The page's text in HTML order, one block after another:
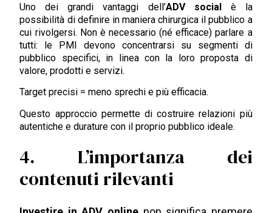
Uno dei grandi vantaggi dell’ADV socialè la
possibilità di definire in maniera chirurgica il pubblico a
cui rivolgersi. Non è necessario (né efficace) parlare a
tutti: le PMI devono concentrarsi su segmenti di
pubblico specifici, in linea con la loro proposta di
valore, prodotti e servizi.
Target precisi = meno sprechi e più efficacia.
Questo approccio permette di costruire relazioni più
autentiche e durature con il proprio pubblico ideale.
4. L’importanza dei
contenuti rilevanti